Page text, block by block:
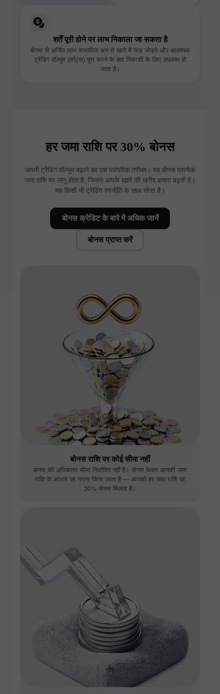
शर्तें पूरी होने पर लाभ निकाला जा सकता है
बोनस से अर्जित लाभ वास्तविक धन से खाते में फंड जोड़ने और आवश्यक
ट्रेडिंग वॉल्यूम (लॉट्स) पूरा करने के बाद निकासी के लिए उपलब्ध हो
जाता है।
हर जमा राशि पर 30% बोनस
अपनी ट्रेडिंग वॉल्यूम बढ़ाने का एक पारंपरिक तरीका। यह बोनस प्रत्येक
जमा राशि पर लागू होता है, जिससे आपके खाते की खरीद क्षमता बढ़ती है।
यह किसी भी ट्रेडिंग रणनीति के साथ संगत है।
बोनस क्रेडिट के बारे में अधिक जानें
बोनस प्राप्त करें
बोनस राशि पर कोई सीमा नहीं
बोनस की अधिकतम सीमा निर्धारित नहीं है। बोनस केवल आपकी जमा
राशि के आधार पर गणना किया जाता है — आपको हर जमा राशि पर
30% बोनस मिलता है।